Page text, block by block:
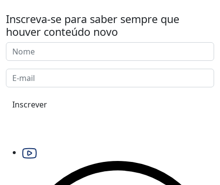
Inscreva-se para saber sempre que
houver conteúdo novo
Inscrever